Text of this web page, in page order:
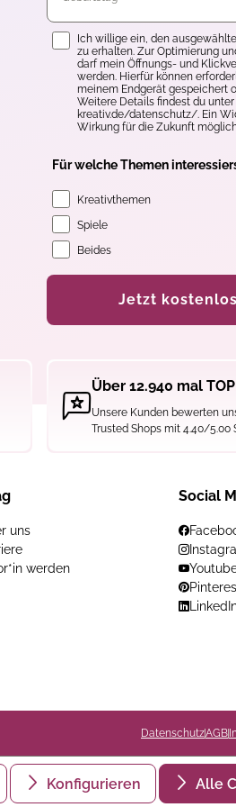
Einwilligung
Ich willige ein, den
zu erhalten. Zur Optimierung
darf mein Öffnungs- und
werden. Hierfür können
meinem Endgerät gespeichert
Weitere Details findest du
kreativ.de/datenschutz/. Ein
Wirkung für die Zukunft
Für welche Themen
Kreativthemen
Spiele
Beides
Jetzt
Über 12.940 mal
Unsere Kunden bewerten
Trusted Shops mit 4.40/5.00
uns
werden
Social
DatenschutzAGB
Konfigurieren Alle